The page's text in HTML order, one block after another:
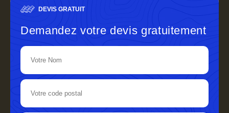
DEVIS GRATUIT
Demandez votre devis gratuitement